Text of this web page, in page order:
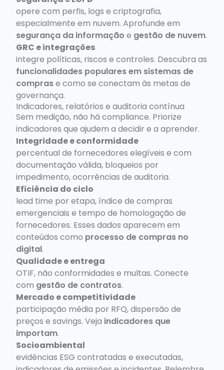
opere com perfis, logs e criptografia,
especialmente em nuvem. Aprofunde em
segurança da informação e gestão de nuvem.
GRC e integrações
integre políticas, riscos e controles. Descubra as
funcionalidades populares em sistemas de
comprase como se conectam às metas de
governança.
Indicadores, relatórios e auditoria contínua
Sem medição, não há compliance. Priorize
indicadores que ajudem a decidir e a aprender.
Integridade e conformidade
percentual de fornecedores elegíveis e com
documentação válida, bloqueios por
impedimento, ocorrências de auditoria.
Eficiência do ciclo
lead time por etapa, índice de compras
emergenciais e tempo de homologação de
fornecedores. Esses dados aparecem em
conteúdos como processo de compras no
digital.
Qualidade e entrega
OTIF, não conformidades e multas. Conecte
com gestão de contratos.
Mercado e competitividade
participação média por RFQ, dispersão de
preços e savings. Veja indicadores que
importam.
Socioambiental
evidências ESG contratadas e executadas,